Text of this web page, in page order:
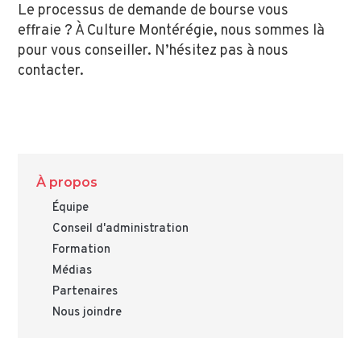
Le processus de demande de bourse vous
effraie ? À Culture Montérégie, nous sommes là
pour vous conseiller. N’hésitez pas à nous
contacter.
À propos
Équipe
Conseil d'administration
Formation
Médias
Partenaires
Nous joindre